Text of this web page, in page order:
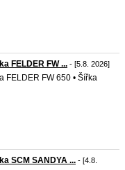
FELDER FW ... - [5.8. 2026]
FELDER FW 650 • Šířka
SCM SANDYA ... - [4.8.